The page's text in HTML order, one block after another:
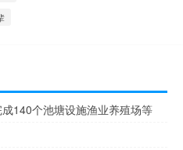
140个池塘设施渔业养殖场等